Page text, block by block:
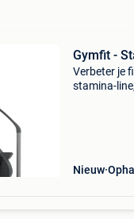
Gymfit -
Verbeter je
stamina-
Nieuw